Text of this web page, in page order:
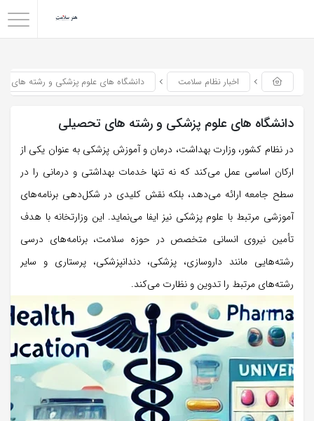
اخبار نظام سلامت دانشگاه های علوم پزشکی و رشته های
دانشگاه های علوم پزشکی و رشته های تحصیلی
در نظام کشور، وزارت بهداشت، درمان و آموزش پزشکی به عنوان یکی از
ارکان اساسی عمل می‌کند که نه تنها خدمات بهداشتی و درمانی را در
سطح جامعه ارائه می‌دهد، بلکه نقش کلیدی در شکل‌دهی برنامه‌های
آموزشی مرتبط با علوم پزشکی نیز ایفا می‌نماید. این وزارتخانه با هدف
تأمین نیروی انسانی متخصص در حوزه سلامت، برنامه‌های درسی
رشته‌هایی مانند داروسازی، پزشکی، دندانپزشکی، پرستاری و سایر
رشته‌های مرتبط را تدوین و نظارت می‌کند.